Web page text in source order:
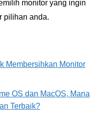
monitor yang ingin
pilihan anda.
Membersihkan Monitor
OS dan MacOS, Mana
Terbaik?